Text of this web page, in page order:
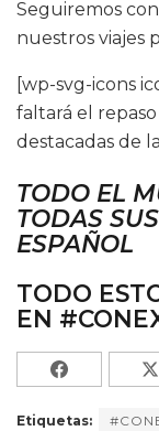
Seguiremos
nuestros viajes
[wp-svg-icons
faltará el
destacadas de
TODO EL
TODAS
ESPAÑOL
TODO
EN
Etiquetas: